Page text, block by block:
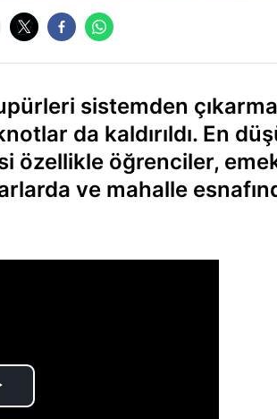
sistemden
da kaldırıldı. En
özellikle öğrenciler,
ve mahalle